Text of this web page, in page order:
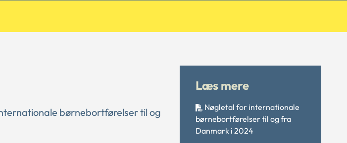
børnebortførelser til og
Læs mere
Nøgletal for internationale
børnebortførelser til og fra
Danmark i 2024